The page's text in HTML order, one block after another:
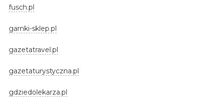
fusch.pl
garnki-sklep.pl
gazetatravel.pl
gazetaturystyczna.pl
gdziedolekarza.pl